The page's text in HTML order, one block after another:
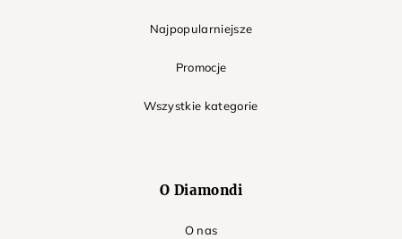
Najpopularniejsze
Promocje
Wszystkie kategorie
O Diamondi
O nas